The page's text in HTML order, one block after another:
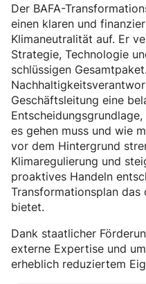
Der BAFA-
einen klaren und
Klimaneutralität auf. Er
Strategie, Technologie
schlüssigen
Geschäftsleitung eine
es gehen muss und wie
vor dem Hintergrund
Klimaregulierung und
proaktives Handeln
Transformationsplan
bietet.
Dank staatlicher
externe Expertise und
erheblich reduziertem